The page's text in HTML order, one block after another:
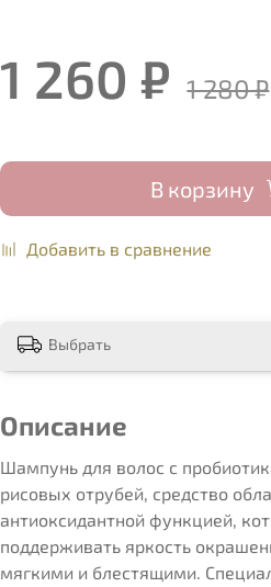
1 260 ₽ 1 280 ₽
В корзину
Добавить в сравнение
Выбрать
Описание
Шампунь для волос с
рисовых отрубей, средство
антиоксидантной функцией,
поддерживать яркость
мягкими и блестящими.